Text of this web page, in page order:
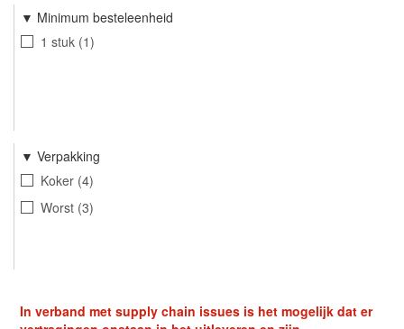
Minimum besteleenheid
1 stuk 1
Verpakking
Koker 4
Worst 3
In verband met supply chain issues is het mogelijk dat er